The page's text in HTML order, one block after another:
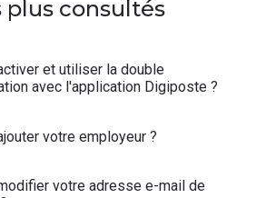
plus consultés
et utiliser la double
avec l'application Digiposte ?​
votre employeur ?
votre adresse e-mail de